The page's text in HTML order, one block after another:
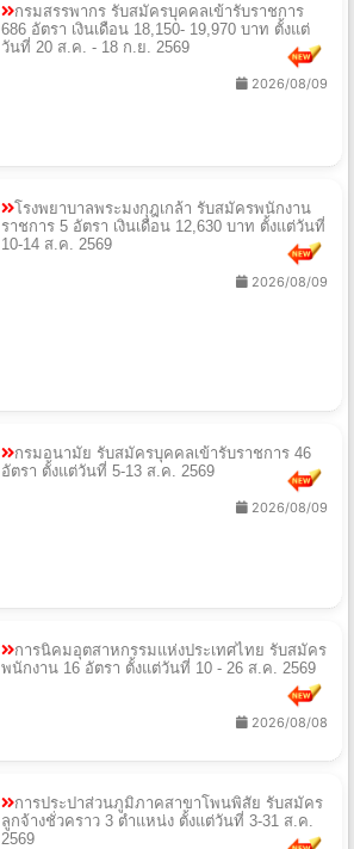
กรมสรรพากร รับสมัครบุคคลเข้ารับราชการ
686 อัตรา เงินเดือน 18,150- 19,970 บาท ตั้งแต่
วันที่ 20 ส.ค. - 18 ก.ย. 2569
2026/08/09
โรงพยาบาลพระมงกุฎเกล้า รับสมัครพนักงาน
ราชการ 5 อัตรา เงินเดือน 12,630 บาท ตั้งแต่วันที่
10-14 ส.ค. 2569
2026/08/09
กรมอนามัย รับสมัครบุคคลเข้ารับราชการ 46
อัตรา ตั้งแต่วันที่ 5-13 ส.ค. 2569
2026/08/09
การนิคมอุตสาหกรรมแห่งประเทศไทย รับสมัคร
พนักงาน 16 อัตรา ตั้งแต่วันที่ 10 - 26 ส.ค. 2569
2026/08/08
การประปาส่วนภูมิภาคสาขาโพนพิสัย รับสมัคร
ลูกจ้างชั่วคราว 3 ตำแหน่ง ตั้งแต่วันที่ 3-31 ส.ค.
2569